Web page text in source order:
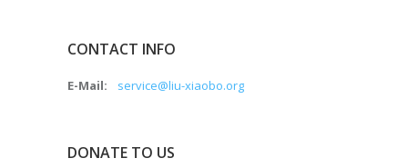
CONTACT INFO
E-Mail: service@liu-xiaobo.org
DONATE TO US